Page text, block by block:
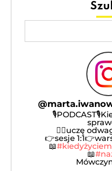
@
🦸‍♀️uczę
👉sesje
📖
📖